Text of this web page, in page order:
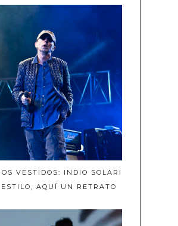
VESTIDOS: INDIO SOLARI
AQUÍ UN RETRATO